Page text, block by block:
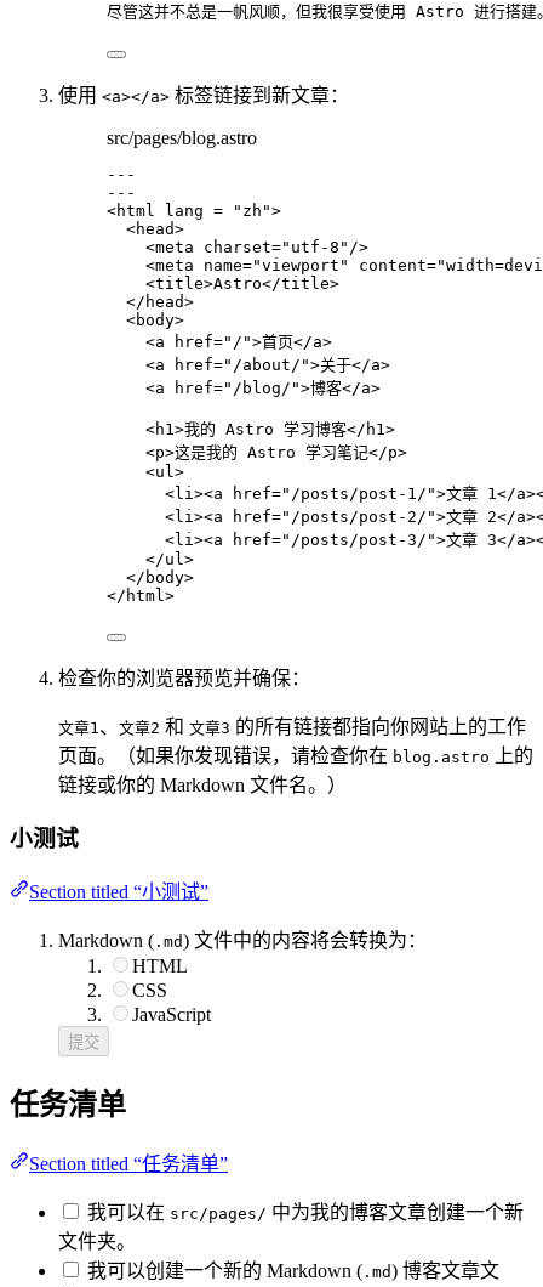
尽管这并不总是一帆风顺，但我很享受使用 Astro 进行搭建
使用 <a></a> 标签链接到新文章：
src/pages/blog.astro
---
---
<html lang = " zh ">
<head>
<meta charset=" utf-8 " />
<meta name="viewport " content="
<title>Astro</title>
</ head>
<body>
<a href=" / ">首页</a>
<a href=" /about/ ">关于</a>
<a href=" /blog/ ">博客</a>
<h1 >我的 Astro 学习博客</ h1 >
<p>这是我的 Astro 学习笔记</p>
<ul >
<li ><a href=" /posts/post-1/ ">文章 1 </a
<li ><a href=" /posts/post-2/ ">文章 2</a
<li ><a href=" /posts/post-3/ ">文章 3</a
</ul >
</ body>
</ html >
检查你的浏览器预览并确保：
文章1 、 文章2 和 文章3 的所有链接都指向你网站上的工作
页面。（如果你发现错误，请检查你在 blog.astro
上的
链接或你的 Markdown 文件名。）
小测试
Section titled “小测试”
Markdown ( .md) 文件中的内容将会转换为：
HTML
CSS
JavaScript
提交
任务清单
Section titled “任务清单”
我可以在 src/pages/ 中为我的博客文章创建一个新
文件夹。
我可以创建一个新的 Markdown ( .md) 博客文章文